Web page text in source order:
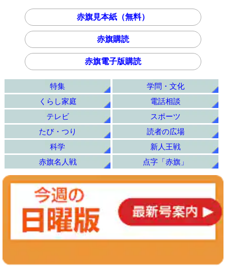
赤旗見本紙（無料）
赤旗購読
赤旗電子版購読
特集
学問・文化
くらし家庭
電話相談
テレビ
スポーツ
たび・つり
読者の広場
科学
新人王戦
赤旗名人戦
点字「赤旗」